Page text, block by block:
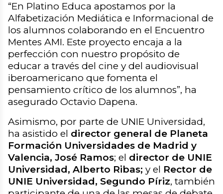
“En Platino Educa apostamos por la
Alfabetización Mediática e Informacional de
los alumnos colaborando en el Encuentro
Mentes AMI. Este proyecto encaja a la
perfección con nuestro propósito de
educar a través del cine y del audiovisual
iberoamericano que fomenta el
pensamiento crítico de los alumnos”, ha
asegurado Octavio Dapena.
Asimismo, por parte de UNIE Universidad,
ha asistido el director general de Planeta
Formación Universidades de Madrid y
Valencia, José Ramos; el director de UNIE
Universidad, Alberto Ribas; y el Rector de
UNIE Universidad, Segundo Píriz, también